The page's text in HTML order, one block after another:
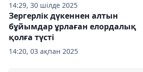
14:29, 30 шілде 2025
14:20, 03 ақпан 2025
Зергерлік дүкеннен алтын
бұйымдар ұрлаған елордалық
қолға түсті